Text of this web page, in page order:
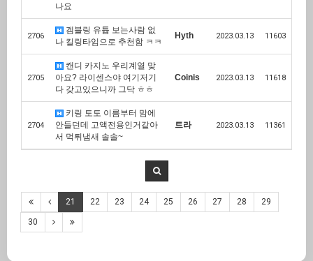
나요
2706
겜블링 유튭 보는사람 없
나 킬링타임으로 추천함 ㅋㅋ
Hyth 2023.03.13 11603
2705
캔디 카지노 우리계열 맞
아요? 라이센스야 여기저기
다 갖고있으니까 그닥 ㅎㅎ
Coinis 2023.03.13 11618
2704
키링 토토 이름부터 맘에
안들던데 고액전용인거같아
서 먹튀냄새 솔솔~
트라 2023.03.13 11361
21 22 23 24 25 26 27 28 29
30